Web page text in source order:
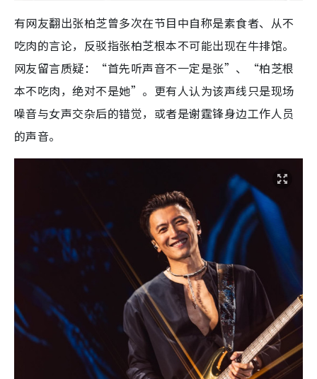
有网友翻出张柏芝曾多次在节目中自称是素食者、从不
吃肉的言论，反驳指张柏芝根本不可能出现在牛排馆。
网友留言质疑：“首先听声音不一定是张”、“柏芝根
本不吃肉，绝对不是她”。更有人认为该声线只是现场
噪音与女声交杂后的错觉，或者是谢霆锋身边工作人员
的声音。